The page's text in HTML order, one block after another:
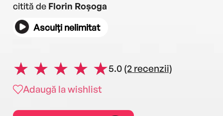
citită de Florin Roșoga
Asculți nelimitat
5.0 (2 recenzii)
Adaugă la wishlist